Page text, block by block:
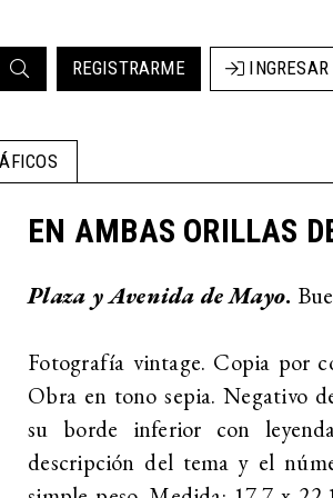
REGISTRARME INGRESAR
EN AMBAS ORILLAS
Plaza y Avenida de Mayo.
Fotografía vintage. Copia por
Obra en tono sepia. Negativo
su borde inferior con
descripción del tema y el